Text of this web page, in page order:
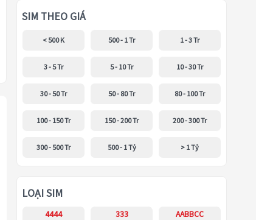
SIM THEO GIÁ
< 500 K 500 - 1 Tr 1 - 3 Tr
3 - 5 Tr 5 - 10 Tr 10 - 30 Tr
30 - 50 Tr 50 - 80 Tr 80 - 100 Tr
100 - 150 Tr 150 - 200 Tr 200 - 300 Tr
300 - 500 Tr 500 - 1 Tỷ > 1 Tỷ
LOẠI SIM
4444 333 AABBCC